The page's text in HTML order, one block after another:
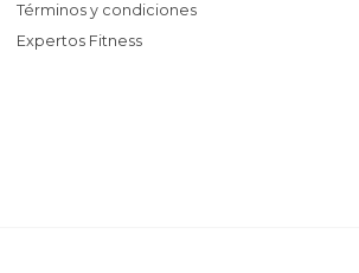
Términos y condiciones
Expertos Fitness